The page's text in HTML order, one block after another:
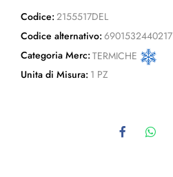
Codice: 2155517DEL
Codice alternativo: 6901532440217
Categoria Merc: TERMICHE
Unita di Misura: 1 PZ